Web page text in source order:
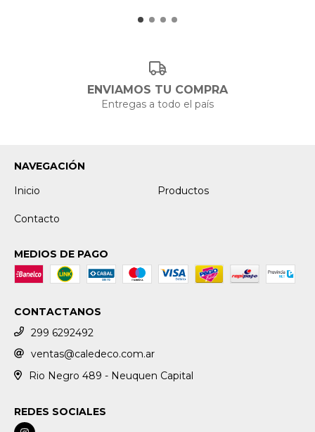
ENVIAMOS TU COMPRA
Entregas a todo el país
NAVEGACIÓN
Inicio
Productos
Contacto
MEDIOS DE PAGO
CONTACTANOS
299 6292492
ventas@caledeco.com.ar
Rio Negro 489 - Neuquen Capital
REDES SOCIALES